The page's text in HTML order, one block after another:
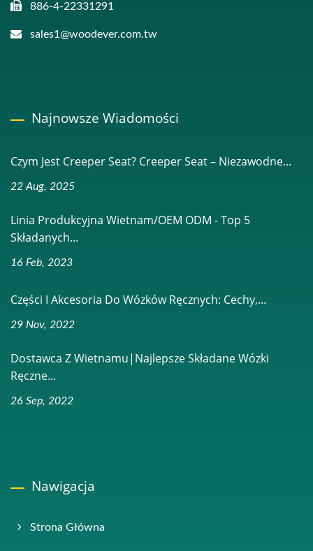
886-4-22331291
sales1@woodever.com.tw
Najnowsze Wiadomości
Czym Jest Creeper Seat? Creeper Seat – Niezawodne...
22 Aug, 2025
Linia Produkcyjna Wietnam/OEM ODM - Top 5
Składanych...
16 Feb, 2023
Części I Akcesoria Do Wózków Ręcznych: Cechy,...
29 Nov, 2022
Dostawca Z Wietnamu|Najlepsze Składane Wózki
Ręczne...
26 Sep, 2022
Nawigacja
Strona Główna